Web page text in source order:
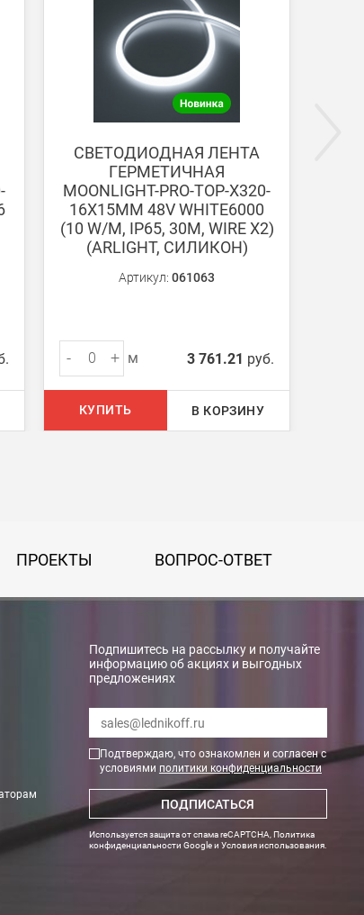
на наш счет в течении 3-5 дней.
данные по весу и размеру оборудования Вам
СВЕТОДИОДНАЯ ЛЕНТА
ГЕРМЕТИЧНАЯ
MOONLIGHT-PRO-TOP-X320-
16X15MM 48V WHITE6000
(10 W/M, IP65, 30M, WIRE X2)
(ARLIGHT, СИЛИКОН)
Артикул: 061063
- + м 3 761.21 руб.
КУПИТЬ В КОРЗИНУ
ПРОЕКТЫ ВОПРОС-ОТВЕТ
Подпишитесь на рассылку и получайте
информацию об акциях и выгодных
предложениях
Подтверждаю, что ознакомлен и согласен с
условиями политики конфиденциальности
ПОДПИСАТЬСЯ
Используется защита от спама reCAPTCHA, Политика
конфиденциальности Googleи Условия использования.